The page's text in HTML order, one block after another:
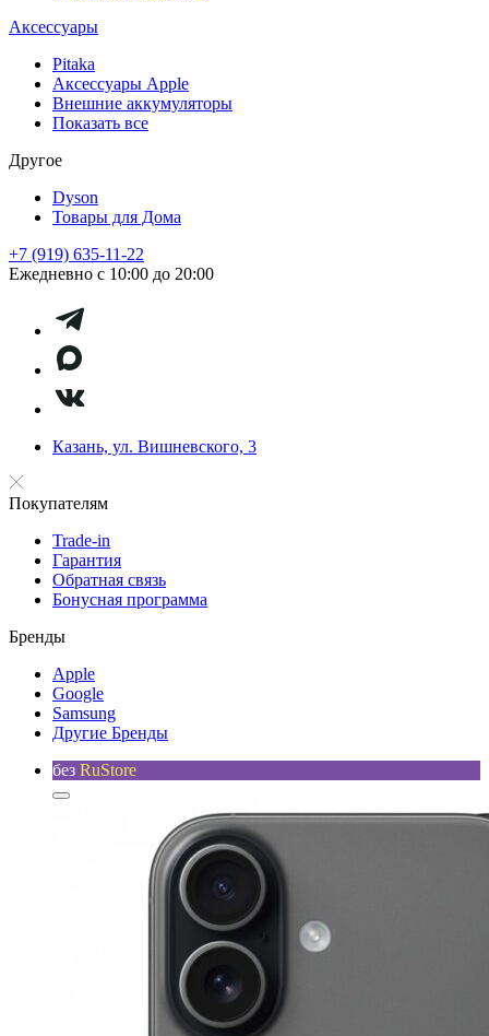
Аксессуары
Pitaka
Аксессуары Apple
Внешние аккумуляторы
Показать все
Другое
Dyson
Товары для Дома
+7 (919) 635-11-22
Ежедневно с 10:00 до 20:00
Казань, ул. Вишневского, 3
Покупателям
Trade-in
Гарантия
Обратная связь
Бонусная программа
Бренды
Apple
Google
Samsung
Другие Бренды
без RuStore